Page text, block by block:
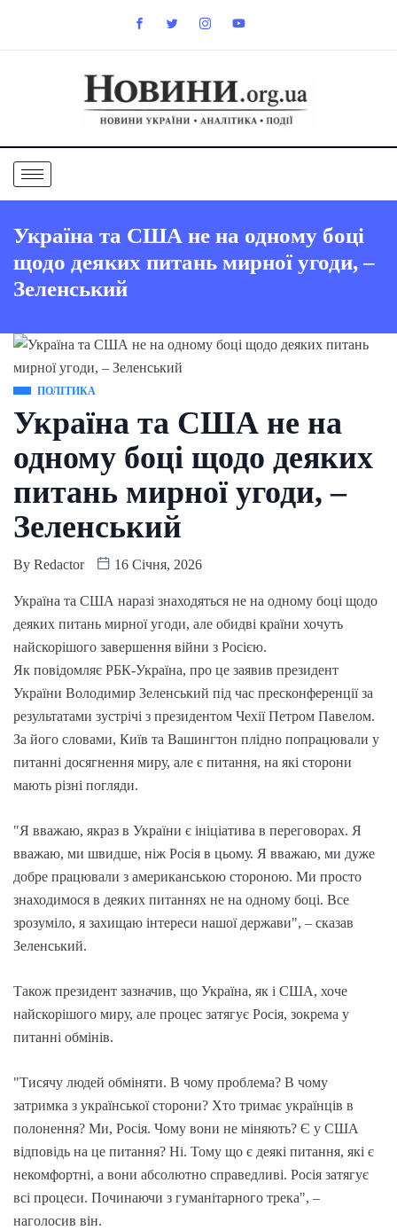
Україна та США не на одному боці
щодо деяких питань мирної угоди, –
Зеленський
ПОЛІТИКА
Україна та США не на
одному боці щодо деяких
питань мирної угоди, –
Зеленський
By Redactor 16 Січня, 2026
Україна та США наразі знаходяться не на одному боці щодо
деяких питань мирної угоди, але обидві країни хочуть
найскорішого завершення війни з Росією.
Як повідомляє РБК-Україна, про це заявив президент
України Володимир Зеленський під час пресконференції за
результатами зустрічі з президентом Чехії Петром Павелом.
За його словами, Київ та Вашингтон плідно попрацювали у
питанні досягнення миру, але є питання, на які сторони
мають різні погляди.
"Я вважаю, якраз в України є ініціатива в переговорах. Я
вважаю, ми швидше, ніж Росія в цьому. Я вважаю, ми дуже
добре працювали з американською стороною. Ми просто
знаходимося в деяких питаннях не на одному боці. Все
зрозуміло, я захищаю інтереси нашої держави", – сказав
Зеленський.
Також президент зазначив, що Україна, як і США, хоче
найскорішого миру, але процес затягує Росія, зокрема у
питанні обмінів.
"Тисячу людей обміняти. В чому проблема? В чому
затримка з української сторони? Хто тримає українців в
полонення? Ми, Росія. Чому вони не міняють? Є у США
відповідь на це питання? Ні. Тому що є деякі питання, які є
некомфортні, а вони абсолютно справедливі. Росія затягує
всі процеси. Починаючи з гуманітарного трека", –
наголосив він.